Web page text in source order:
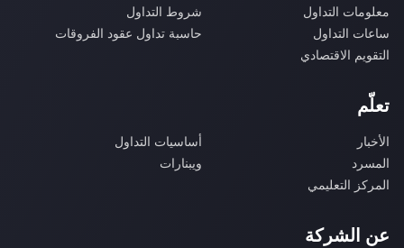
معلومات التداول
شروط التداول
ساعات التداول
حاسبة تداول عقود الفروقات
التقويم الاقتصادي
تعلّم
الأخبار
أساسيات التداول
المسرد
ويبنارات
المركز التعليمي
عن الشركة